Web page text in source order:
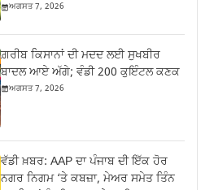
ਅਗਸਤ 7, 2026
ਗ਼ਰੀਬ ਕਿਸਾਨਾਂ ਦੀ ਮਦਦ ਲਈ ਸੁਖਬੀਰ
ਬਾਦਲ ਆਏ ਅੱਗੇ; ਵੰਡੀ 200 ਕੁਇੰਟਲ ਕਣਕ
ਅਗਸਤ 7, 2026
ਵੱਡੀ ਖ਼ਬਰ: AAP ਦਾ ਪੰਜਾਬ ਦੀ ਇੱਕ ਹੋਰ
ਨਗਰ ਨਿਗਮ ‘ਤੇ ਕਬਜ਼ਾ, ਮੇਅਰ ਸਮੇਤ ਤਿੰਨ